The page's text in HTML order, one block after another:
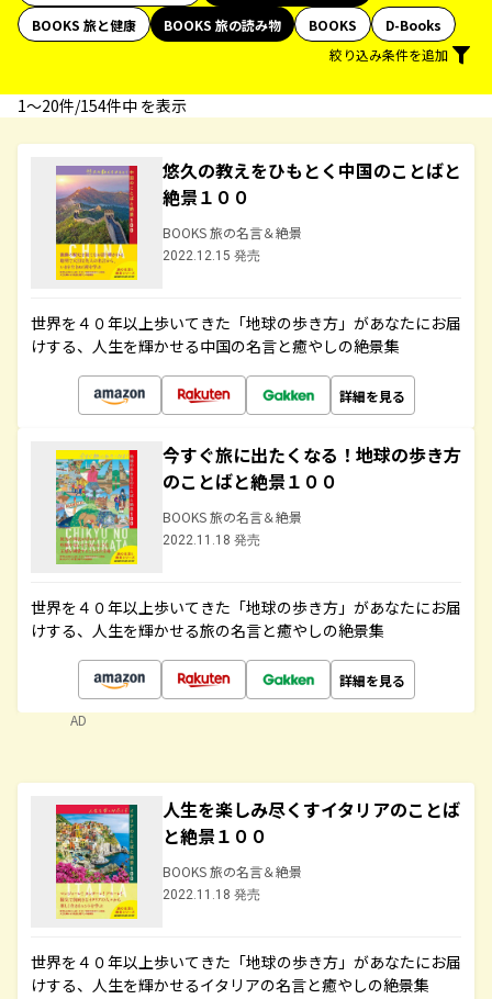
BOOKS 旅と健康
BOOKS 旅の読み物 BOOKS
D-Books
絞り込み条件を追加
1〜20件/154件中 を表示
悠久の教えをひもとく中国のことばと
絶景１００
BOOKS 旅の名言＆絶景
2022.12.15 発売
世界を４０年以上歩いてきた「地球の歩き方」があなたにお届
けする、人生を輝かせる中国の名言と癒やしの絶景集
詳細を見る
今すぐ旅に出たくなる！地球の歩き方
のことばと絶景１００
BOOKS 旅の名言＆絶景
2022.11.18 発売
世界を４０年以上歩いてきた「地球の歩き方」があなたにお届
けする、人生を輝かせる旅の名言と癒やしの絶景集
詳細を見る
AD
人生を楽しみ尽くすイタリアのことば
と絶景１００
BOOKS 旅の名言＆絶景
2022.11.18 発売
世界を４０年以上歩いてきた「地球の歩き方」があなたにお届
けする、人生を輝かせるイタリアの名言と癒やしの絶景集